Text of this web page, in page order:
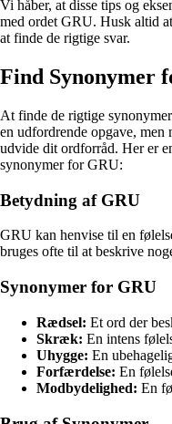
Vi håber, at disse tips og
med ordet GRU. Husk altid
at finde de rigtige svar.
Find Synonymer
At finde de rigtige
en udfordrende opgave,
udvide dit ordforråd. Her er
synonymer for GRU:
Betydning af GRU
GRU kan henvise til en
bruges ofte til at beskrive
Synonymer for GRU
Rædsel: Et ord der
Skræk: En intens
Uhygge: En
Forfærdelse: En
Modbydelighed: En